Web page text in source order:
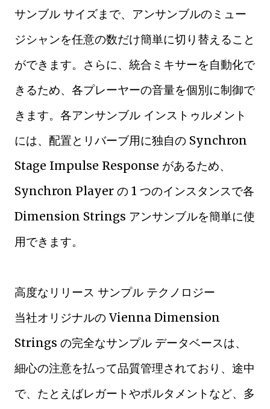
サンブル サイズまで、アンサンブルのミュー
ジシャンを任意の数だけ簡単に切り替えること
ができます。さらに、統合ミキサーを自動化で
きるため、各プレーヤーの音量を個別に制御で
きます。各アンサンブル インストゥルメント
には、配置とリバーブ用に独自の Synchron
Stage Impulse Response があるため、
Synchron Player の 1 つのインスタンスで各
Dimension Strings アンサンブルを簡単に使
用できます。
高度なリリース サンプル テクノロジー
当社オリジナルの Vienna Dimension
Strings の完全なサンプル データベースは、
細心の注意を払って品質管理されており、途中
で、たとえばレガートやポルタメントなど、多